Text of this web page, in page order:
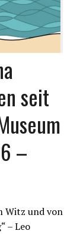
seit
–
Witz und von
– Leo